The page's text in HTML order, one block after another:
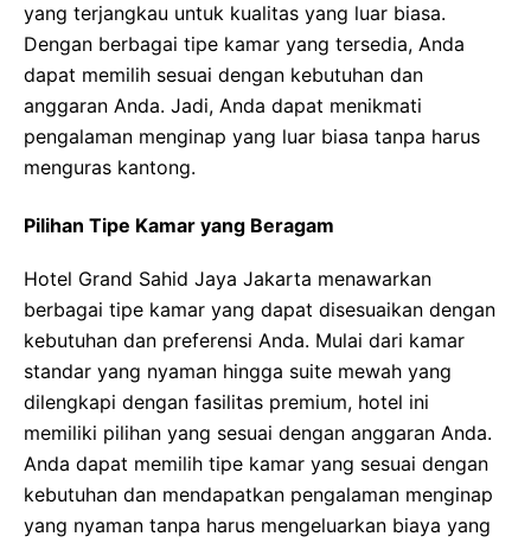
yang terjangkau untuk kualitas yang luar biasa.
Dengan berbagai tipe kamar yang tersedia, Anda
dapat memilih sesuai dengan kebutuhan dan
anggaran Anda. Jadi, Anda dapat menikmati
pengalaman menginap yang luar biasa tanpa harus
menguras kantong.
Pilihan Tipe Kamar yang Beragam
Hotel Grand Sahid Jaya Jakarta menawarkan
berbagai tipe kamar yang dapat disesuaikan dengan
kebutuhan dan preferensi Anda. Mulai dari kamar
standar yang nyaman hingga suite mewah yang
dilengkapi dengan fasilitas premium, hotel ini
memiliki pilihan yang sesuai dengan anggaran Anda.
Anda dapat memilih tipe kamar yang sesuai dengan
kebutuhan dan mendapatkan pengalaman menginap
yang nyaman tanpa harus mengeluarkan biaya yang